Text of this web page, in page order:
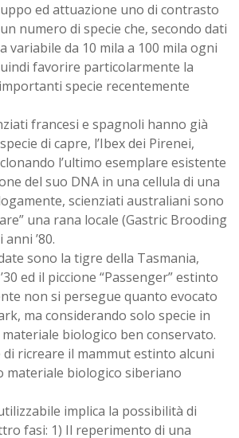
ed attuazione uno di contrasto
numero di specie che, secondo dati
variabile da 10 mila a 100 mila ogni
favorire particolarmente la
specie recentemente
francesi e spagnoli hanno già
di capre, l’Ibex dei Pirenei,
l’ultimo esemplare esistente
del suo DNA in una cellula di una
scienziati australiani sono
una rana locale (Gastric Brooding
’80.
sono la tigre della Tasmania,
ed il piccione “Passenger” estinto
non si persegue quanto evocato
ma considerando solo specie in
biologico ben conservato.
di ricreare il mammut estinto alcuni
materiale biologico siberiano
implica la possibilità di
fasi: 1) Il reperimento di una